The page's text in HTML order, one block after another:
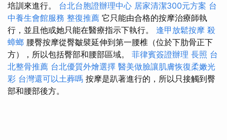
培訓來進行。 台北台胞證辦理中心 居家清潔300元方案 台
中養生會館服務 整復推薦 它只能由合格的按摩治療師執
行，並且他或她只能在醫療指示下執行。 逢甲放鬆按摩 殺
蟑螂 腰臀按摩從臀皺襞延伸到第一腰椎（位於下肋骨正下
方），所以包括臀部和腰部區域。 菲律賓簽證辦理 長照 台
北整骨推薦 台北優質外燴選擇 醫美做臉讓肌膚恢復柔嫩光
彩 台灣還可以土葬嗎 按摩是趴著進行的，所以只接觸到臀
部和腰部後方。